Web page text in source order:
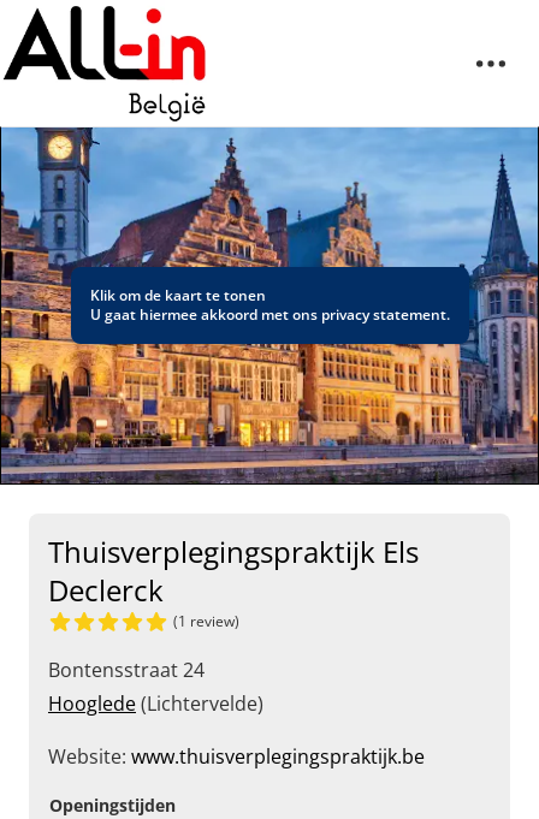
Klik om de kaart te tonen
U gaat hiermee akkoord met ons privacy statement.
Thuisverplegingspraktijk Els
Declerck
(1 review)
Bontensstraat 24
Hooglede(Lichtervelde)
Website: www.thuisverplegingspraktijk.be
Openingstijden